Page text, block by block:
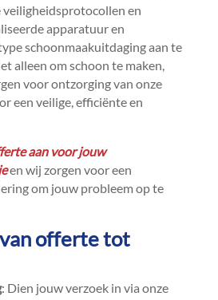
en
apparatuur en
schoonmaakuitdaging aan te
alleen om schoon te maken,
voor ontzorging van onze
een veilige, efficiënte en
aan voor jouw
en wij zorgen voor een
om jouw probleem op te
offerte tot
: Dien jouw verzoek in via onze